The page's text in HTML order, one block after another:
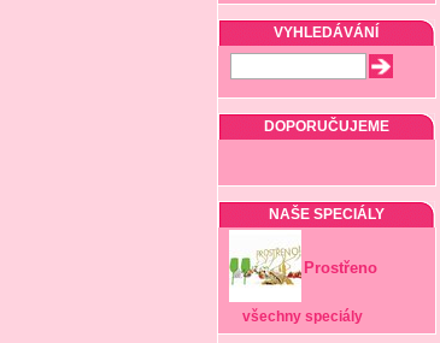
VYHLEDÁVÁNÍ
DOPORUČUJEME
NAŠE SPECIÁLY
Prostřeno
všechny speciály